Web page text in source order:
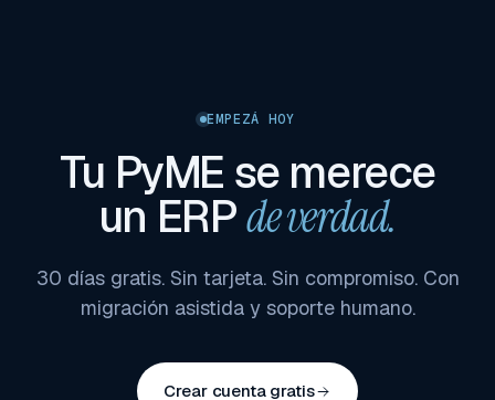
EMPEZÁ HOY
Tu PyME se merece
un ERPde verdad.
30 días gratis. Sin tarjeta. Sin compromiso. Con
migración asistida y soporte humano.
Crear cuenta gratis